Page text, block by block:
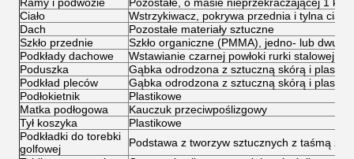
Ciało
Wstrzykiwacz, pokrywa przednia i tylna
Dach
Pozostałe materiały sztuczne
Szkło przednie
Szkło organiczne (PMMA), jedno- lub
Podkłady dachowe
Wstawianie czarnej powłoki rurki stalowej w
Poduszka
Gąbka odrodzona z sztuczną skórą i
Podkład pleców
Gąbka odrodzona z sztuczną skórą i
Podłokietnik
Plastikowe
Matka podłogowa
Kauczuk przeciwpoślizgowy
Tył koszyka
Plastikowe
Podkładki do torebki
golfowej
Podstawa z tworzyw sztucznych z taśmą z